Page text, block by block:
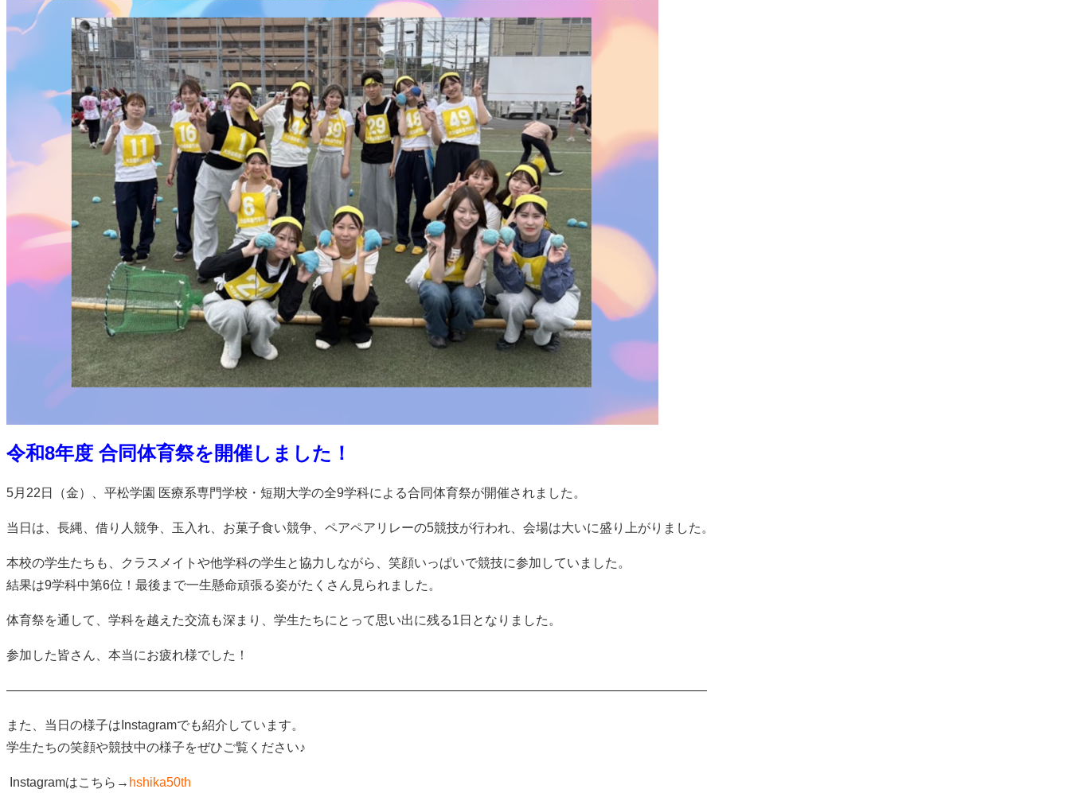
令和8年度 合同体育祭を開催しました！
5月22日（金）、平松学園 医療系専門学校・短期大学の全9学科による合同体育祭が開催されました。
当日は、長縄、借り人競争、玉入れ、お菓子食い競争、ペアペアリレーの5競技が行われ、会場は大いに盛り上がりました。
本校の学生たちも、クラスメイトや他学科の学生と協力しながら、笑顔いっぱいで競技に参加していました。
結果は9学科中第6位！最後まで一生懸命頑張る姿がたくさん見られました。
体育祭を通して、学科を越えた交流も深まり、学生たちにとって思い出に残る1日となりました。
参加した皆さん、本当にお疲れ様でした！
———————————————————————————————————————————————————————
また、当日の様子はInstagramでも紹介しています。
学生たちの笑顔や競技中の様子をぜひご覧ください♪
Instagramはこちら→ hshika50th